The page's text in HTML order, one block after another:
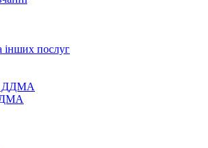
інших послуг
ДДМА